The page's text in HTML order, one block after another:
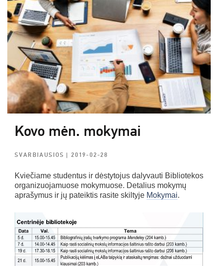
Kovo mėn. mokymai
SVARBIAUSIOS| 2019-02-28
Kviečiame studentus ir dėstytojus dalyvauti Bibliotekos
organizuojamuose mokymuose. Detalius mokymų
aprašymus ir jų pateiktis rasite skiltyje Mokymai.